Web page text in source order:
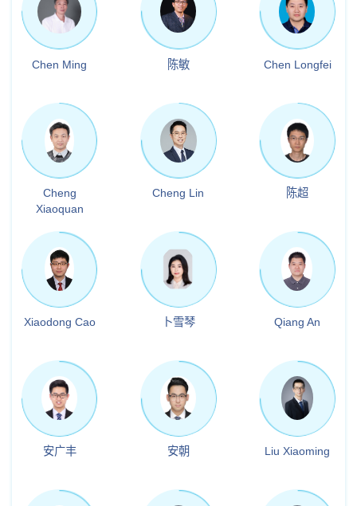
Chen Ming 陈敏 Chen Longfei
Cheng
Xiaoquan
Cheng Lin 陈超
Xiaodong Cao 卜雪琴 Qiang An
安广丰 安朝 Liu Xiaoming